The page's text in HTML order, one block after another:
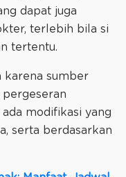
dapat juga
terlebih bila si
tertentu.
karena sumber
modifikasi yang
serta berdasarkan